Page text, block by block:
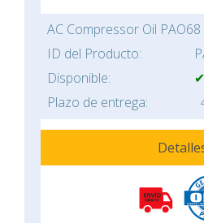
AC Compressor Oil
ID del Producto:
Disponible:
Plazo de entrega: